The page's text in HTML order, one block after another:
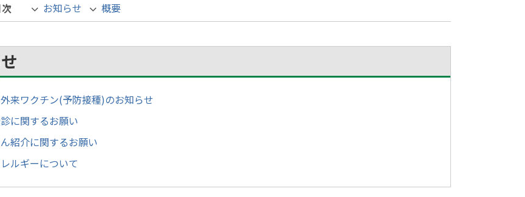
お知らせ 概要
来ワクチン(予防接種)のお知らせ
に関するお願い
紹介に関するお願い
ルギーについて